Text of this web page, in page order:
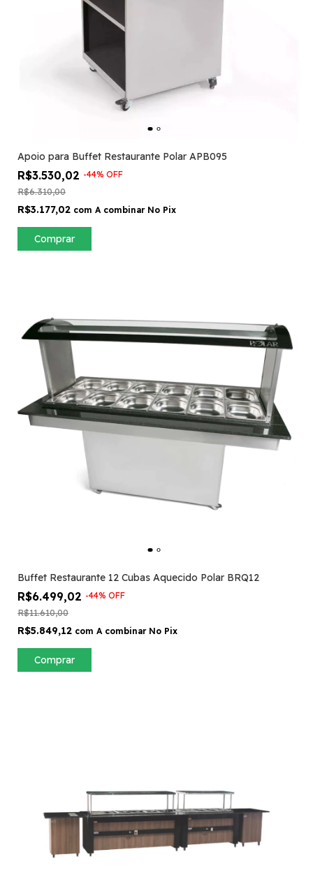
Apoio para Buffet Restaurante Polar APB095
R$3.530,02 -44% OFF
R$6.310,00
R$3.177,02 com A combinar No Pix
Comprar
Buffet Restaurante 12 Cubas Aquecido Polar BRQ12
R$6.499,02 -44% OFF
R$11.610,00
R$5.849,12 com A combinar No Pix
Comprar